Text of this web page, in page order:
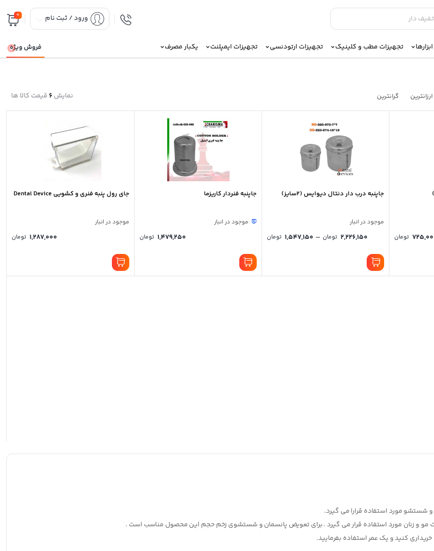
ورود / ثبت نام 0
تجهیزات مطب و کلینیک تجهیزات ارتودنسی تجهیزات ایمپلنت یکبار مصرف فروش ویژه
ارزانترین گرانترین نمایش6 قیمت کالا ها
تومانPrice
through
992,000 تومان
جاپنبه درب دار دنتال دیوایس (2سایز)
موجود در انبار
2,226,150 تومان –
1,547,150 تومان
through
2,226,150 تومان
جاپنبه فنردار کاریزما
موجود در انبار
1,479,250 تومان
جای رول پنبه فنری و کشویی Dental Device
موجود در انبار
1,287,000 تومان
شستشو مورد استفاده قرارا می گیرد.
و زنان مورد استفاده قرار می گیرد . برای تعویض پانسمان و شستشوی زخم حجم این محصول مناسب است .
کنید و یک عمر استفاده بفرمایید.